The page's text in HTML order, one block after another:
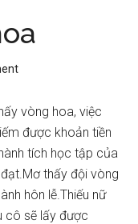
vòng hoa, việc
được khoản tiền
tích học tập của
thấy đội vòng
hôn lễ.Thiếu nữ
cô sẽ lấy được